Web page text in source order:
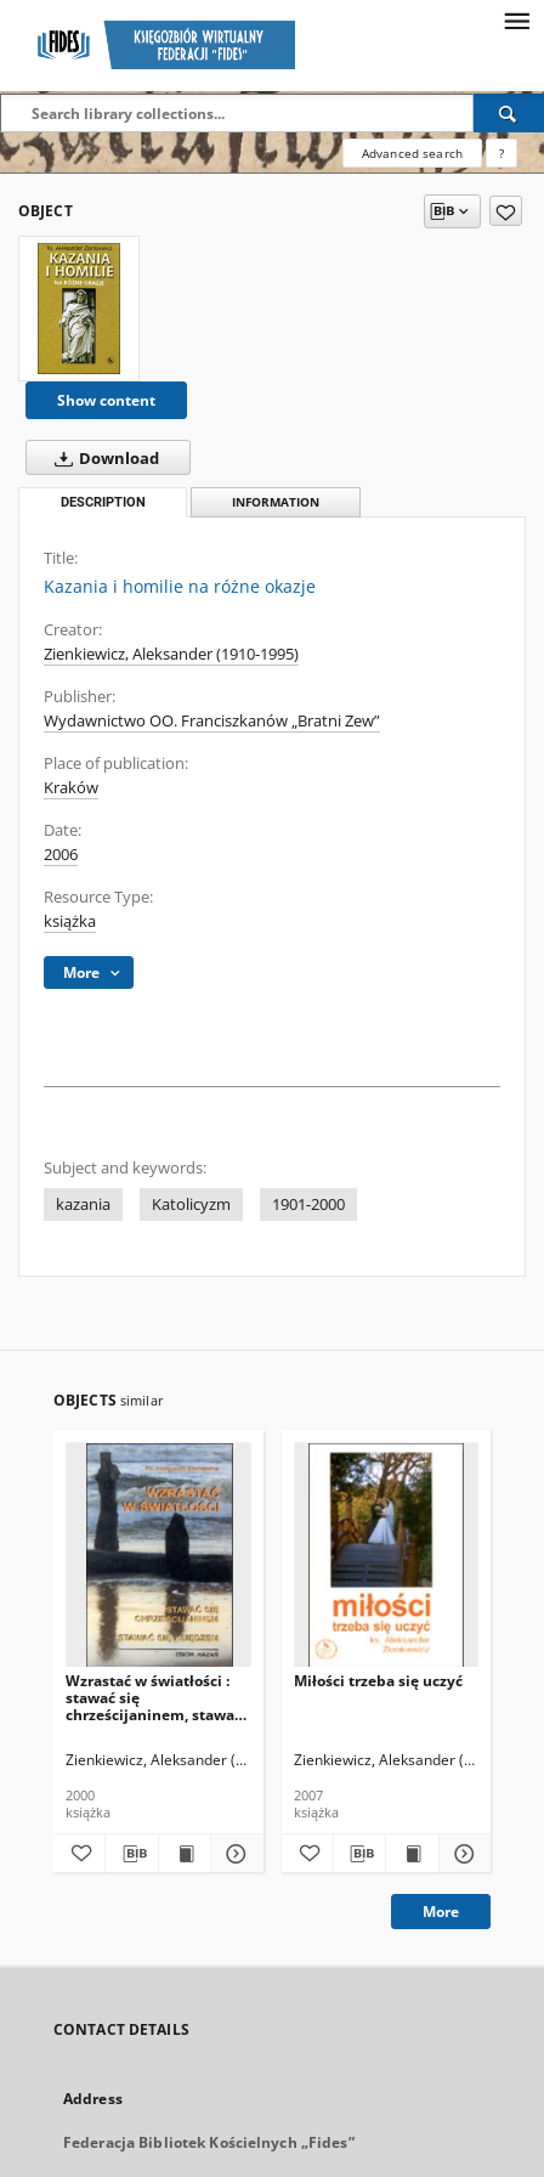
Advanced search ?
OBJECT
Show content
Download
DESCRIPTION INFORMATION
Title:
Kazania i homilie na różne okazje
Creator:
Zienkiewicz, Aleksander (1910-1995)
Publisher:
Wydawnictwo OO. Franciszkanów „Bratni Zew”
Place of publication:
Kraków
Date:
2006
Resource Type:
książka
More
Subject and keywords:
kazania
Katolicyzm 1901-2000
OBJECTS similar
Wzrastać w światłości :
stawać się
chrześcijaninem, stawać
Zienkiewicz, Aleksander (1910-1995)
2000
książka
Miłości trzeba się uczyć
Zienkiewicz, Aleksander (1910-1995)
2007
książka
More
CONTACT DETAILS
Address
Federacja Bibliotek Kościelnych „Fides”